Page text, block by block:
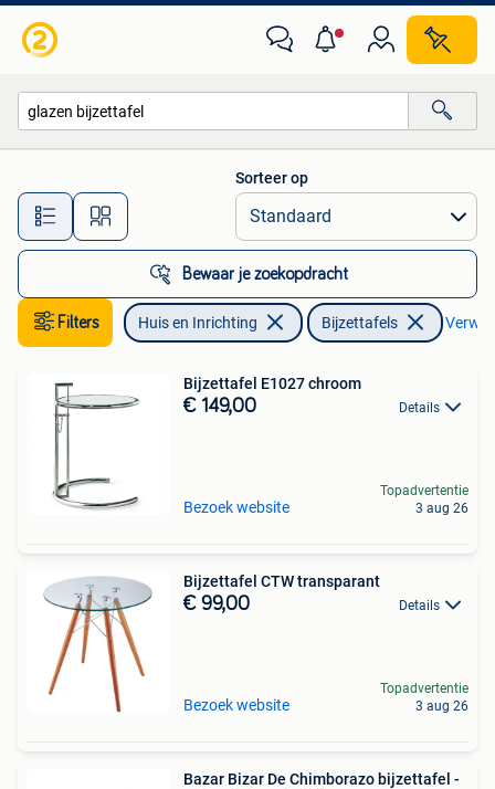
Alle afstanden…
Sorteer op
Bewaar je zoekopdracht
Filters Huis en Inrichting Bijzettafels
Bijzettafel E1027 chroom
€ 149,00 Details
Bezoek website
Topadvertentie
3 aug 26
Bijzettafel CTW transparant
€ 99,00 Details
Bezoek website
Topadvertentie
3 aug 26
Bazar Bizar De Chimborazo bijzettafel -